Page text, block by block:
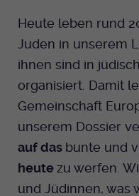
Heute leben rund
Juden in unserem
ihnen sind in
organisiert. Damit
Gemeinschaft
unserem Dossier
auf das bunte und
heutezu werfen.
und Jüdinnen, was
Name
Laufzeit Ende
PHP
Laufzeit 30
Zweck
Zur
Name
Laufzeit 1 Jahr
Instagram
Twitter
Giphy